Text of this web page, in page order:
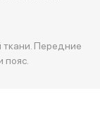
ткани. Передние